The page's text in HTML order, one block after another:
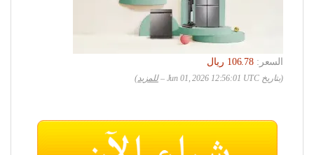
السعر:
‏106.78 ريال
(بتاريخ Jun 01, 2026 12:56:01 UTC – للمزيد)